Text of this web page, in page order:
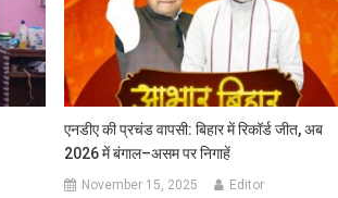
एनडीए की प्रचंड वापसी: बिहार में रिकॉर्ड जीत, अब
2026 में बंगाल–असम पर निगाहें
November 15, 2025 Editor